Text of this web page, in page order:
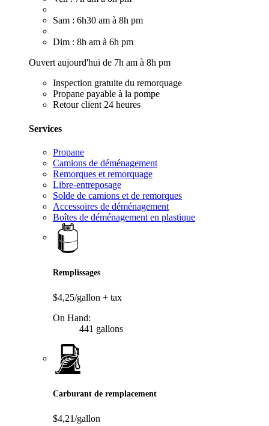
Sam : 6h30 am à 8h pm
Dim : 8h am à 6h pm
Ouvert aujourd'hui de 7h am à 8h pm
Inspection gratuite du remorquage
Propane payable à la pompe
Retour client 24 heures
Services
Propane
Camions de déménagement
Remorques et remorquage
Libre-entreposage
Solde de camions et de remorques
Accessoires de déménagement
Boîtes de déménagement en plastique
Remplissages
$4,25/gallon + tax
On Hand:
441 gallons
Carburant de remplacement
$4,21/gallon